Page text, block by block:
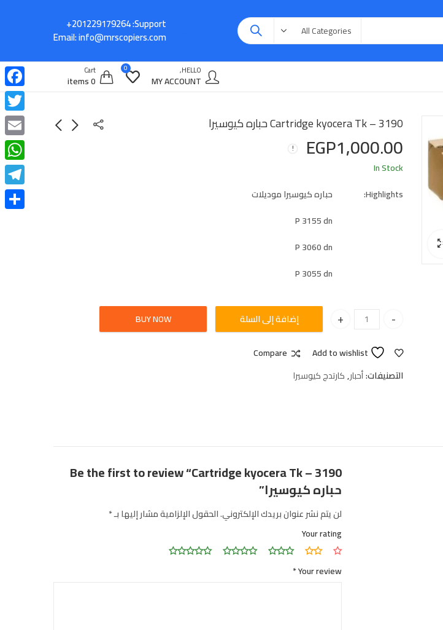
Support:
Email:info@mrscopiers.com
HELLO,
MY ACCOUNT
0
Cart
0 items
Cartridge kyocera Tk – 3190 حباره كيوسيرا
EGP1,000.00
In Stock
Highlights:
حباره كيوسيرا موديلات
P 3155 dn
P 3060 dn
P 3055 dn
Cartridge kyocera Tk - 3190 حباره كيوسيرا quantityإضافة إلى السلة
Add to wishlist
Compare
التصنيفات:أحبار,كارتدج كيوسيرا
Be the first to review “Cartridge kyocera Tk – 3190
حباره كيوسيرا”
لن يتم نشر عنوان بريدك الإلكتروني.الحقول الإلزامية مشار إليها بـ*
Your rating
Your review
*
Email